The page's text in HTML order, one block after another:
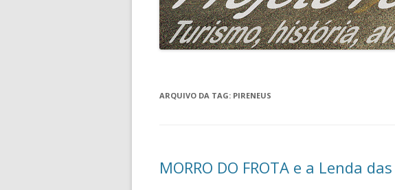
ARQUIVO DA TAG: PIRENEUS
MORRO DO FROTA e a Lenda